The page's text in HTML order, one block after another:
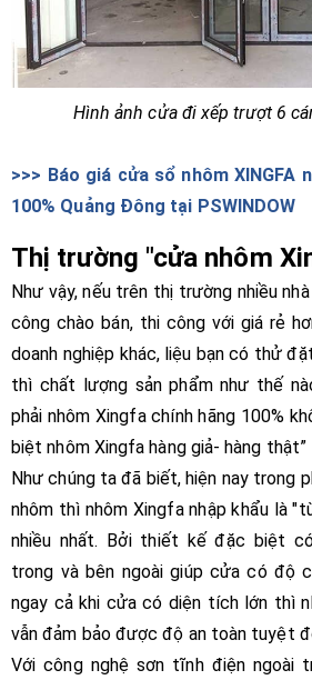
Hình ảnh cửa đi xếp trượt 6
>>> Báo giá cửa sổ nhôm XINGFA
100% Quảng Đông tại PSWINDOW
Thị trường "cửa nhôm
Như vậy, nếu trên thị trường nhiều
công chào bán, thi công với giá rẻ
doanh nghiệp khác, liệu bạn có thử
thì chất lượng sản phẩm như thế
phải nhôm Xingfa chính hãng 100%
biệt nhôm Xingfa hàng giả- hàng thật”
Như chúng ta đã biết, hiện nay trong
nhôm thì nhôm Xingfa nhập khẩu là
nhiều nhất. Bởi thiết kế đặc biệt
trong và bên ngoài giúp cửa có độ
ngay cả khi cửa có diện tích lớn thì
vẫn đảm bảo được độ an toàn tuyệt
Với công nghệ sơn tĩnh điện ngoài